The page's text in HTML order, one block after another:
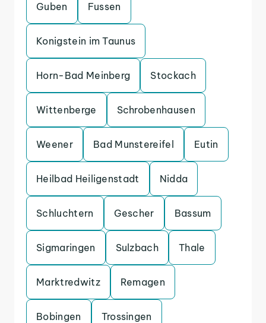
Guben Fussen
Konigstein im Taunus
Horn-Bad Meinberg Stockach
Wittenberge Schrobenhausen
Weener Bad Munstereifel Eutin
Heilbad Heiligenstadt Nidda
Schluchtern Gescher Bassum
Sigmaringen Sulzbach Thale
Marktredwitz Remagen
Bobingen Trossingen